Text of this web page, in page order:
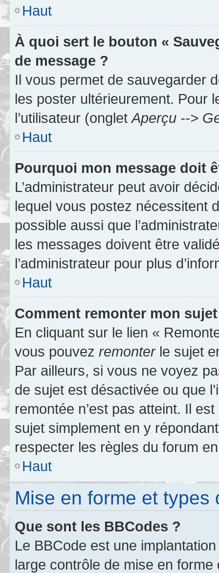
Haut
À quoi sert le bouton «
de message ?
Il vous permet de sauvegarder
les poster ultérieurement. Pour
l’utilisateur (ongletAperçu -->
Haut
Pourquoi mon message doit
L’administrateur peut avoir
lequel vous postez nécessitent
possible aussi que
les messages doivent être
l’administrateur pour plus
Haut
Comment remonter mon
En cliquant sur le lien «
vous pouvez remonterle sujet
Par ailleurs, si vous ne voyez
de sujet est désactivée ou que
remontée n’est pas atteint. Il
sujet simplement en y
respecter les règles du forum
Haut
Mise en forme et types
Que sont les BBCodes ?
Le BBCode est une
large contrôle de mise en forme